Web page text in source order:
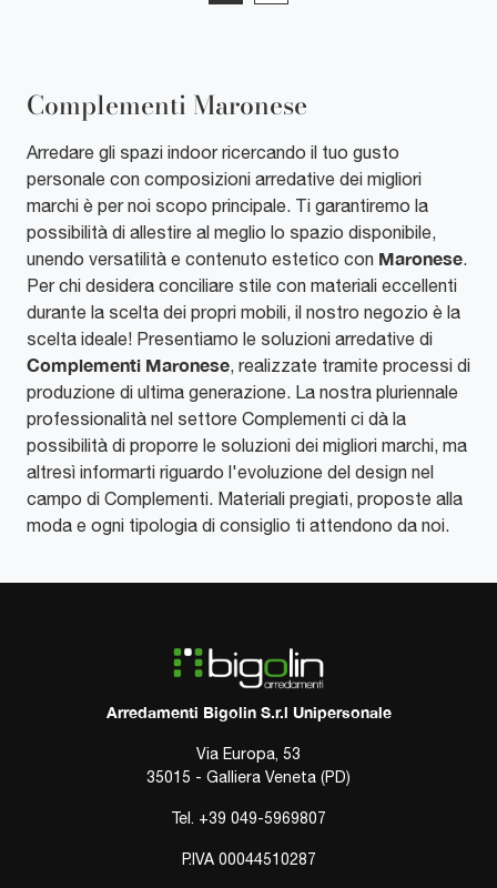
Complementi Maronese
Arredare gli spazi indoor ricercando il tuo gusto
personale con composizioni arredative dei migliori
marchi è per noi scopo principale. Ti garantiremo la
possibilità di allestire al meglio lo spazio disponibile,
unendo versatilità e contenuto estetico con Maronese.
Per chi desidera conciliare stile con materiali eccellenti
durante la scelta dei propri mobili, il nostro negozio è la
scelta ideale! Presentiamo le soluzioni arredative di
Complementi Maronese, realizzate tramite processi di
produzione di ultima generazione. La nostra pluriennale
professionalità nel settore Complementi ci dà la
possibilità di proporre le soluzioni dei migliori marchi, ma
altresì informarti riguardo l'evoluzione del design nel
campo di Complementi. Materiali pregiati, proposte alla
moda e ogni tipologia di consiglio ti attendono da noi.
Arredamenti Bigolin S.r.l Unipersonale
Via Europa, 53
35015 - Galliera Veneta (PD)
Tel. +39 049-5969807
P.IVA 00044510287